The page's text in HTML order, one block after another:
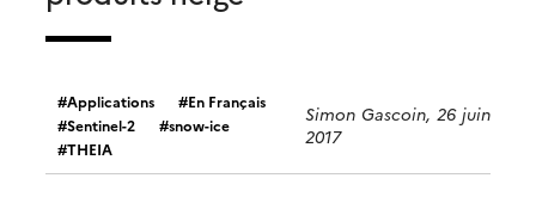
Applications
En Français
Sentinel-2
snow-ice
THEIA
Simon Gascoin, 26 juin
2017